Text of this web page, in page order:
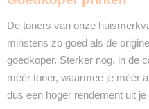
De toners van onze
minstens zo goed als de
goedkoper. Sterker nog, in de
méér toner, waarmee je méér
dus een hoger rendement uit